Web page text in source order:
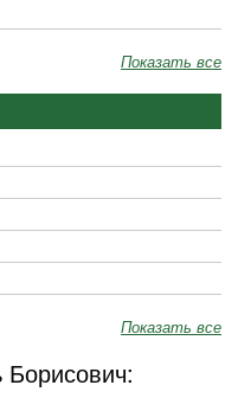
Показать все
Показать все
Борисович: